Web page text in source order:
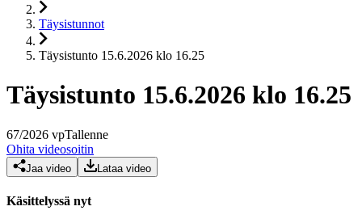
Täysistunnot
Täysistunto 15.6.2026 klo 16.25
Täysistunto 15.6.2026 klo 16.25
67/2026 vpTallenne
Ohita videosoitin
Jaa video Lataa video
Käsittelyssä nyt